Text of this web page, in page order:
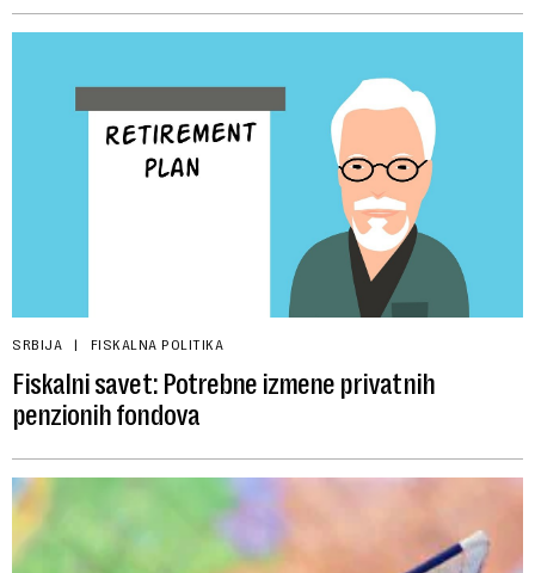
SRBIJA FISKALNA POLITIKA
Fiskalni savet: Potrebne izmene privatnih
penzionih fondova